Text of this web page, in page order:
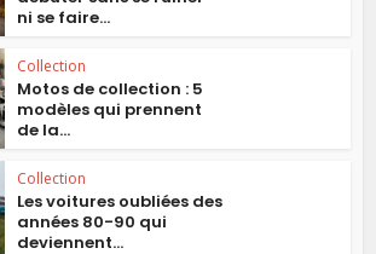
ni se faire...
Collection
Motos de collection : 5
modèles qui prennent
de la...
Collection
Les voitures oubliées des
années 80-90 qui
deviennent...